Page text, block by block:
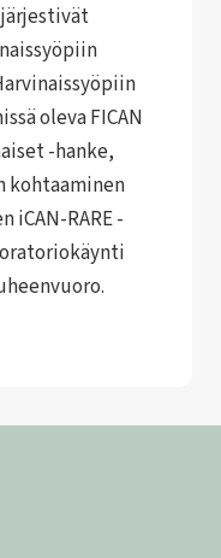
oleva FICAN
-hanke,
kohtaaminen
iCAN-RARE -